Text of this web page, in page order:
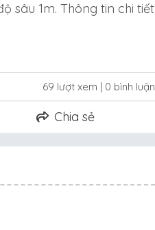
sâu 1m. Thông tin chi tiết
69 lượt xem | 0 bình luận
Chia sẻ